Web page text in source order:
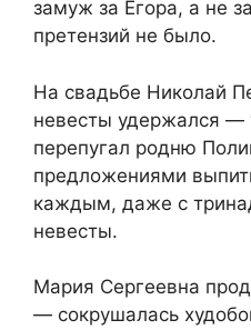
замуж за Егора, а не
претензий не было.
На свадьбе Николай
невесты удержался —
перепугал родню
предложениями
каждым, даже с
невесты.
Мария Сергеевна
— сокрушалась